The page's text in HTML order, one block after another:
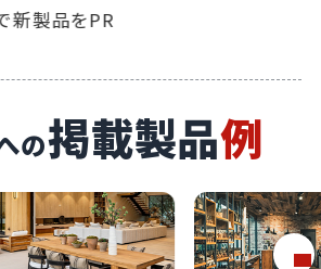
の場が広がっています
の掲載製品例